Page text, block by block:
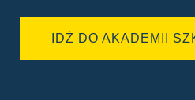
IDŹ DO AKADEMII